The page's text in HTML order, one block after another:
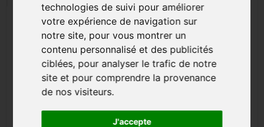
technologies de suivi pour améliorer
votre expérience de navigation sur
notre site, pour vous montrer un
contenu personnalisé et des publicités
ciblées, pour analyser le trafic de notre
site et pour comprendre la provenance
de nos visiteurs.
J'accepte